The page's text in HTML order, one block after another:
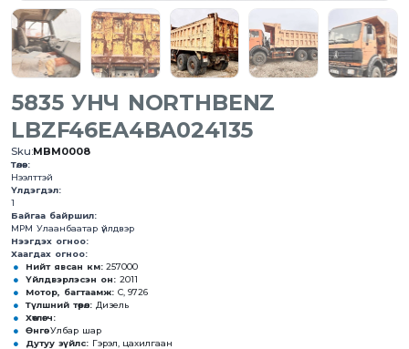
5835 УHЧ NORTHBENZ
LBZF46EA4BA024135
Sku:MBM0008
Төлөв:
Нээлттэй
Үлдэгдэл:
1
Байгаа байршил:
MPM Улаанбаатар үйлдвэр
Нээгдэх огноо:
Хаагдах огноо:
Нийт явсан км:257000
Үйлдвэрлэсэн он:2011
Мотор, багтаамж:С, 9726
Түлшний төрөл:Дизель
Хөтлөгч:
Өнгө:Улбар шар
Дутуу зүйлс:Гэрэл, цахилгаан